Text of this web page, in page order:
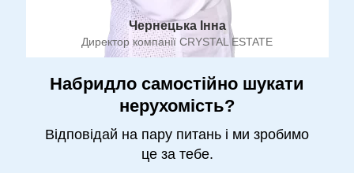
Чернецька Інна
Директор компанії CRYSTAL ESTATE
Набридло самостійно шукати
нерухомість?
Відповідай на пару питань і ми зробимо
це за тебе.